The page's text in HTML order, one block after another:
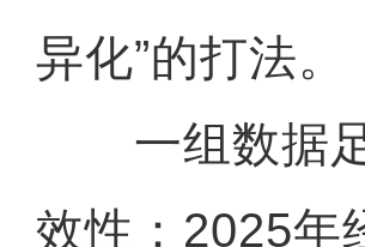
异化”的打法。
一组数据足
效性：2025年